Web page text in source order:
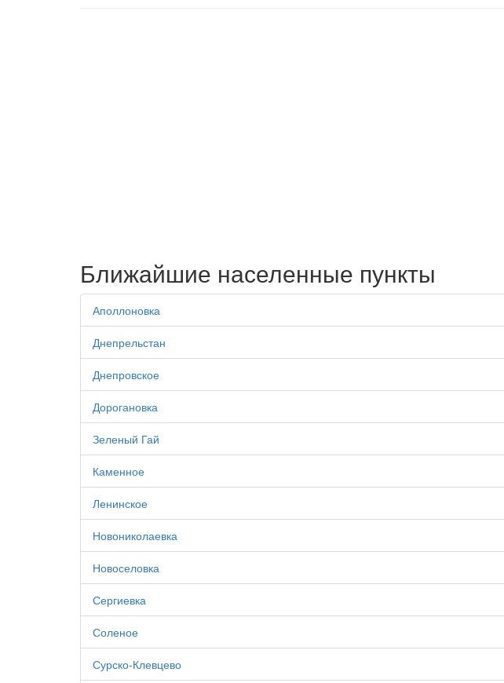
Ближайшие населенные пункты
Аполлоновка
Днепрельстан
Днепровское
Дорогановка
Зеленый Гай
Каменное
Ленинское
Новониколаевка
Новоселовка
Сергиевка
Соленое
Сурско-Клевцево